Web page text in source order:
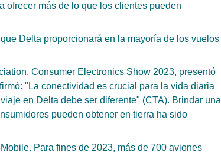
ofrecer más de lo que los clientes pueden
Delta proporcionará en la mayoría de los vuelos
Consumer Electronics Show 2023, presentó
"La conectividad es crucial para la vida diaria
en Delta debe ser diferente" (CTA). Brindar una
pueden obtener en tierra ha sido
Para fines de 2023, más de 700 aviones